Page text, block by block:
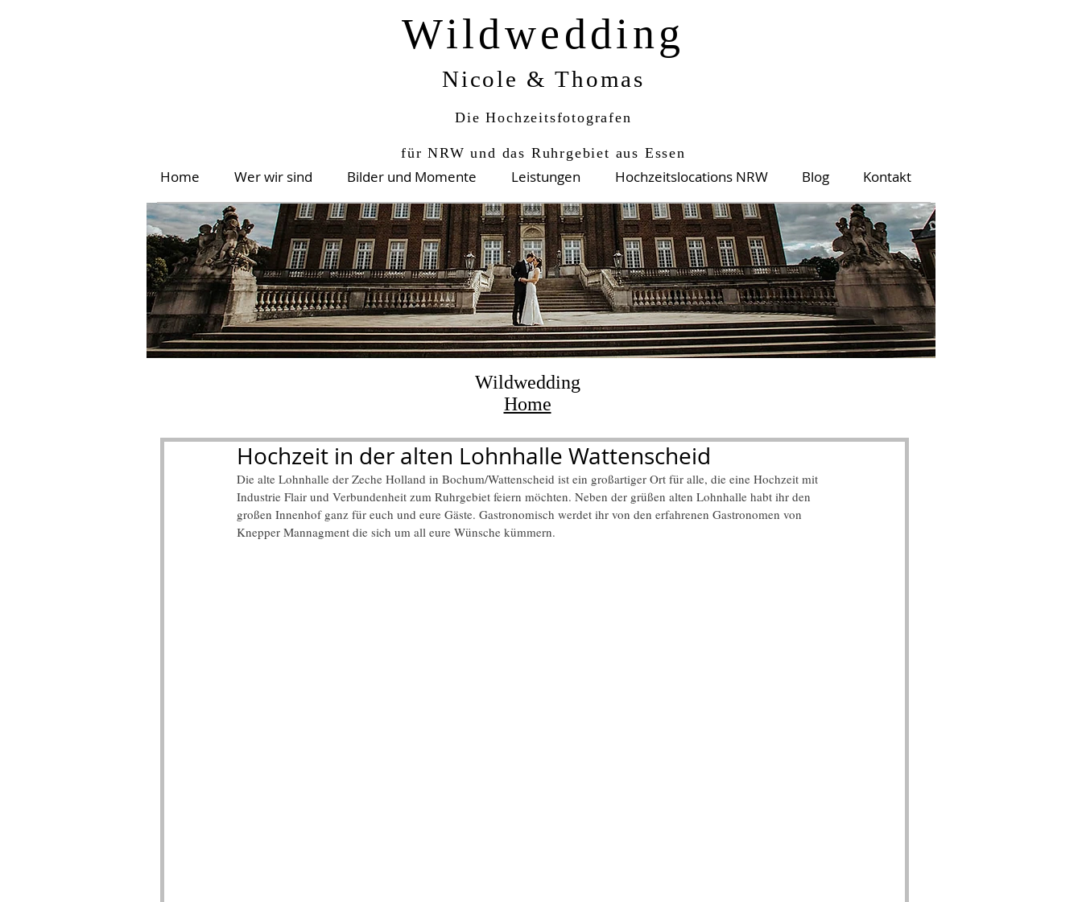
Home Wer wir sind Bilder und Momente Leistungen Hochzeitslocations NRW Blog Kontakt
Wildwedding
Nicole & Thomas
Die Hochzeitsfotografen
für NRW und das Ruhrgebiet aus Essen
Wildwedding
Home
Hochzeit in der alten Lohnhalle Wattenscheid
Die alte Lohnhalle der Zeche Holland in Bochum/Wattenscheid ist ein großartiger Ort für alle, die eine Hochzeit mit
Industrie Flair und Verbundenheit zum Ruhrgebiet feiern möchten. Neben der grüßen alten Lohnhalle habt ihr den
großen Innenhof ganz für euch und eure Gäste. Gastronomisch werdet ihr von den erfahrenen Gastronomen von
Knepper Mannagment die sich um all eure Wünsche kümmern.